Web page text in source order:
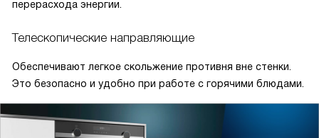
перерасхода энергии.
Телескопические направляющие
Обеспечивают легкое скольжение противня вне стенки.
Это безопасно и удобно при работе с горячими блюдами.